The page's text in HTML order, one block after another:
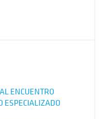
ENCUENTRO
ESPECIALIZADO